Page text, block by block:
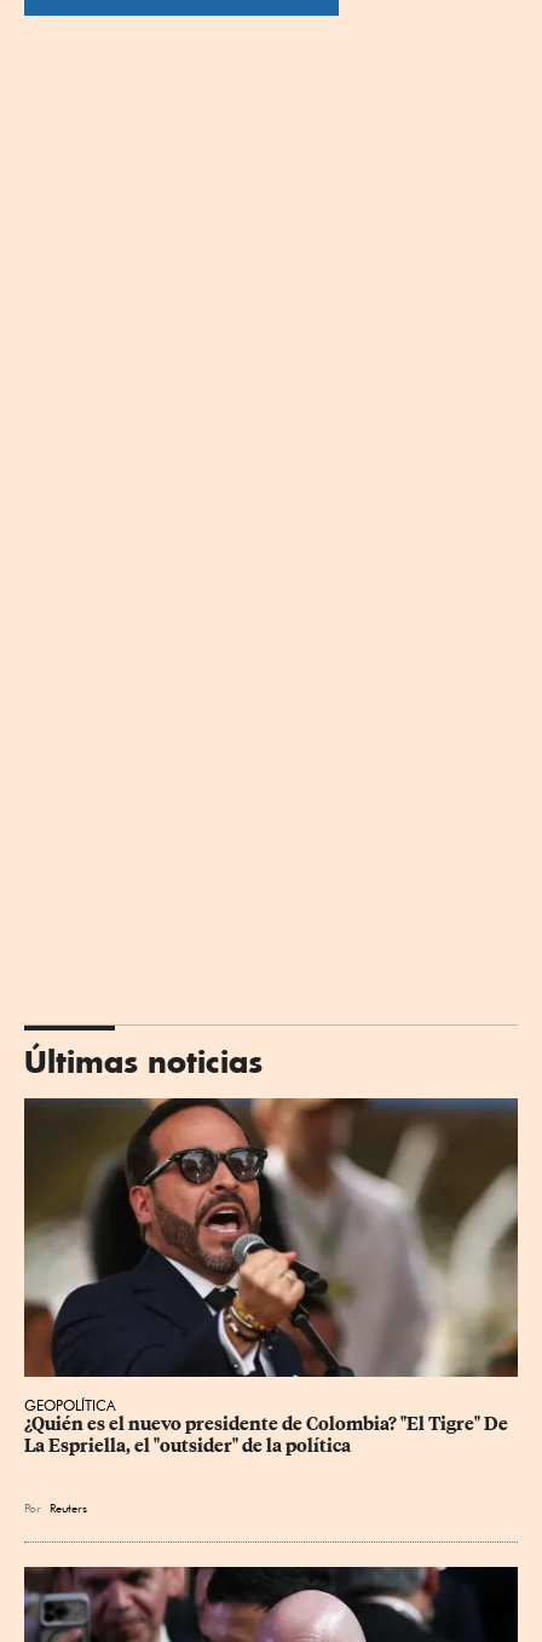
Últimas noticias
GEOPOLÍTICA
¿Quién es el nuevo presidente de Colombia? "El Tigre" De
La Espriella, el "outsider" de la política
Por Reuters